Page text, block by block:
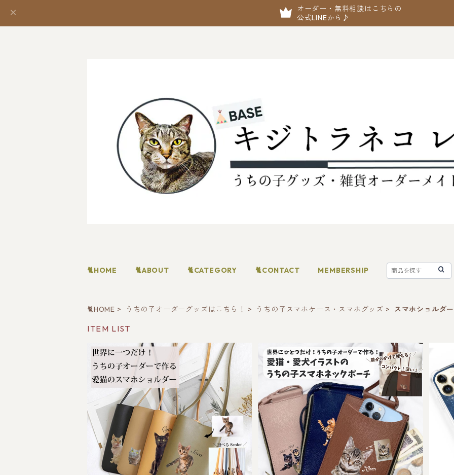
オーダー・無料相談はこちらの
公式LINEから♪
🐈HOME 🐈ABOUT 🐈CATEGORY 🐈CONTACT MEMBERSHIP
🐈HOME うちの子オーダーグッズはこちら！ うちの子スマホケース・スマホグッズ スマホショルダー
ITEM LIST